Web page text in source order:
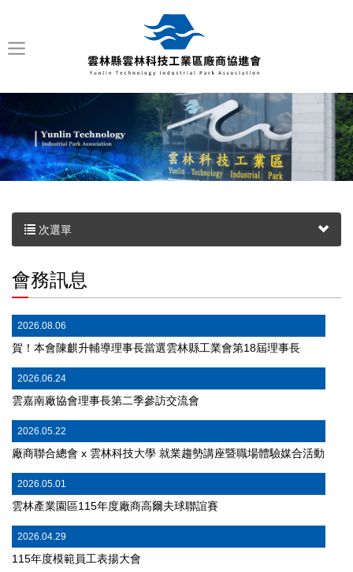
次選單
會務訊息
2026.08.06
賀！本會陳麒升輔導理事長當選雲林縣工業會第18屆理事長
2026.06.24
雲嘉南廠協會理事長第二季參訪交流會
2026.05.22
廠商聯合總會 x 雲林科技大學 就業趨勢講座暨職場體驗媒合活動
2026.05.01
雲林產業園區115年度廠商高爾夫球聯誼賽
2026.04.29
115年度模範員工表揚大會